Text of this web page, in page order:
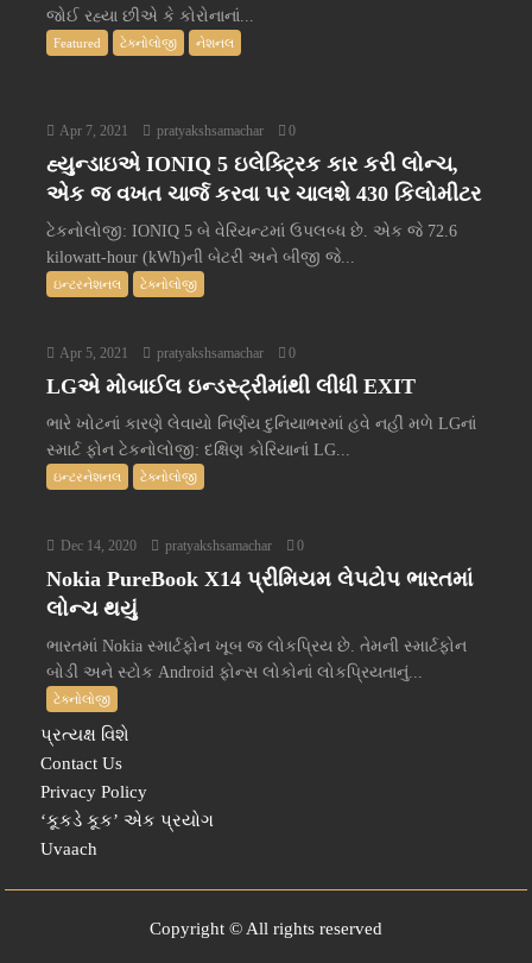
જોઈ રહ્યા છીએ કે કોરોનાનાં...
Featured ટેક્નોલોજી નેશનલ
Apr 7, 2021 pratyakshsamachar 0
હ્યુન્ડાઇએ IONIQ 5 ઇલેક્ટ્રિક કાર કરી લોન્ચ,
એક જ વખત ચાર્જ કરવા પર ચાલશે 430 કિલોમીટર
ટેકનોલોજી: IONIQ 5 બે વેરિયન્ટમાં ઉપલબ્ધ છે. એક જે 72.6
kilowatt-hour (kWh)ની બેટરી અને બીજી જે...
ઇન્ટરનેશનલ ટેક્નોલોજી
Apr 5, 2021 pratyakshsamachar 0
LGએ મોબાઈલ ઇન્ડસ્ટ્રીમાંથી લીધી EXIT
ભારે ખોટનાં કારણે લેવાયો નિર્ણય દુનિયાભરમાં હવે નહીં મળે LGનાં
સ્માર્ટ ફોન ટેકનોલોજી: દક્ષિણ કોરિયાનાં LG...
ઇન્ટરનેશનલ ટેક્નોલોજી
Dec 14, 2020 pratyakshsamachar 0
Nokia PureBook X14 પ્રીમિયમ લેપટોપ ભારતમાં
લોન્ચ થયું
ભારતમાં Nokia સ્માર્ટફોન ખૂબ જ લોકપ્રિય છે. તેમની સ્માર્ટફોન
બોડી અને સ્ટોક Android ફોન્સ લોકોનાં લોકપ્રિયતાનું...
ટેક્નોલોજી
પ્રત્યક્ષ વિશે
Contact Us
Privacy Policy
‘કૂકડે કૂક’ એક પ્રયોગ
Uvaach
Copyright © All rights reserved